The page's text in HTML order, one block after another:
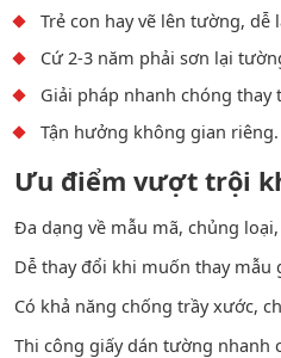
Trẻ con hay vẽ lên tường,
Cứ 2-3 năm phải sơn lại
Giải pháp nhanh chóng
Tận hưởng không gian riêng.
Ưu điểm vượt trội
Đa dạng về mẫu mã, chủng
Dễ thay đổi khi muốn thay mẫu
Có khả năng chống trầy xước,
Thi công giấy dán tường nhanh